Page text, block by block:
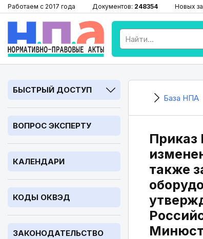
Работаем с 2017 года Документов: 248354 Новых
БЫСТРЫЙ ДОСТУП
ВОПРОС ЭКСПЕРТУ
КАЛЕНДАРИ
КОДЫ ОКВЭД
ЗАКОНОДАТЕЛЬСТВО
База НПА
Приказ
также